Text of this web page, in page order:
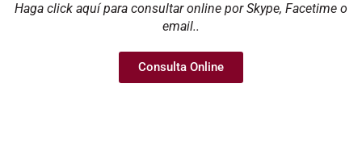
Haga click aquí para consultar online por Skype, Facetime o
email..
Consulta Online